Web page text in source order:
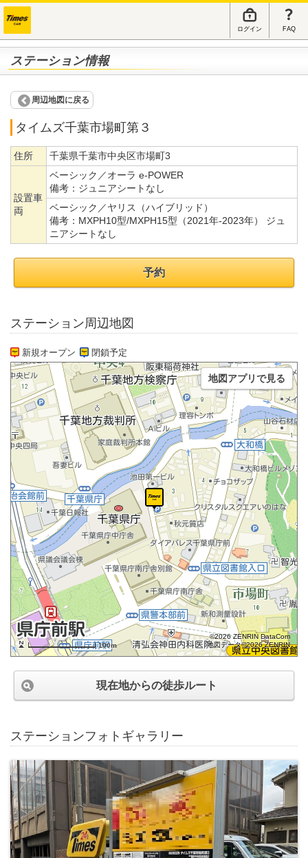
ログイン FAQ
ステーション情報
周辺地図に戻る
タイムズ千葉市場町第３
住所 千葉県千葉市中央区市場町3
設置車
両
ベーシック／オーラ e-POWER
備考： ジュニアシートなし
ベーシック／ヤリス（ハイブリッド）
備考： MXPH10型/MXPH15型（2021年-2023年） ジュ
ニアシートなし
予約
ステーション周辺地図
新規オープン 閉鎖予定
100m
©2026 ZENRIN DataCom
地図データ©2026 ZENRIN
地図アプリで見る
現在地からの徒歩ルート
ステーションフォトギャラリー